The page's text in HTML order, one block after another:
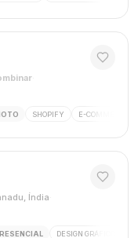
·
SHOPIFY E-COMMERCE
Índia
DESIGN GRÁFICO